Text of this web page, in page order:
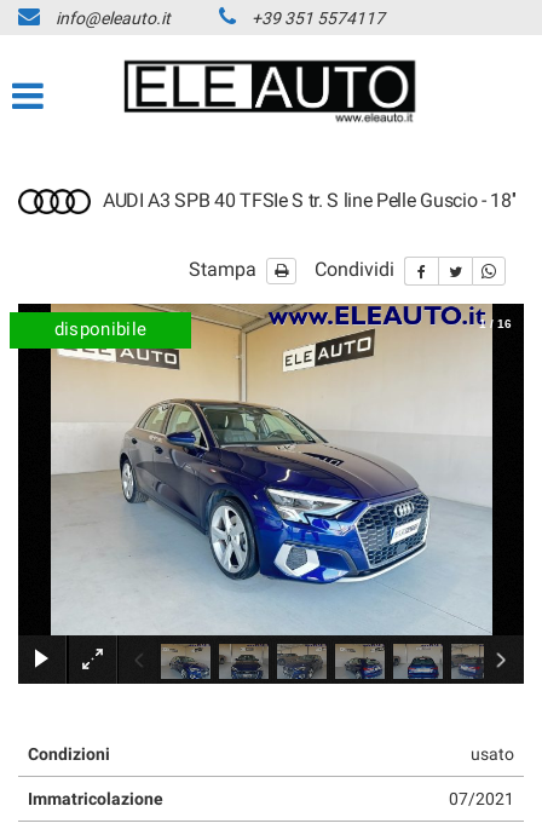
info@eleauto.it +39 351 5574117
AUDI A3 SPB 40 TFSIe S tr. S line Pelle Guscio - 18''
Stampa Condividi
disponibile
×
1 / 16
Condizioni usato
Immatricolazione 07/2021